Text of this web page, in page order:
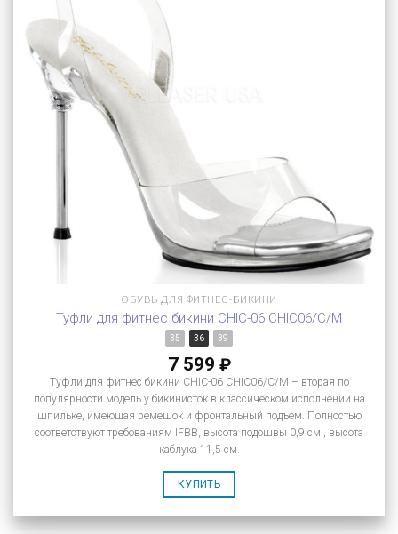
ОБУВЬ ДЛЯ ФИТНЕС-БИКИНИ
Туфли для фитнес бикини CHIC-06 CHIC06/C/M
35 36 39
7 599 ₽
Туфли для фитнес бикини CHIC-06 CHIC06/C/M – вторая по
популярности модель у бикинисток в классическом исполнении на
шпильке, имеющая ремешок и фронтальный подъем. Полностью
соответствуют требованиям IFBB, высота подошвы 0,9 см., высота
каблука 11,5 см.
КУПИТЬ